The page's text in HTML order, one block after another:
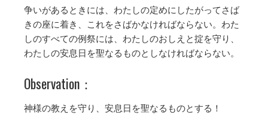
争いがあるときには、わたしの定めにしたがってさば
きの座に着き、これをさばかなければならない。わた
しのすべての例祭には、わたしのおしえと掟を守り、
わたしの安息日を聖なるものとしなければならない。
Observation：
神様の教えを守り、安息日を聖なるものとする！